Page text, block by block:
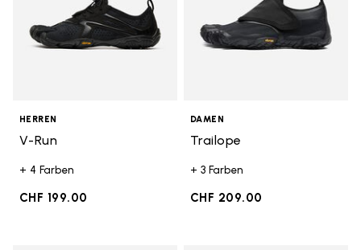
HERREN
V-Run
+ 4 Farben
CHF 199.00
DAMEN
Trailope
+ 3 Farben
CHF 209.00